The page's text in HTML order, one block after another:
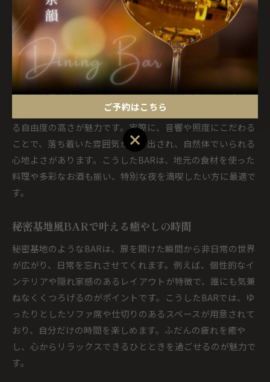
りのドリンクを片手に、ゆったりとした時間を過ごすこと
で、心からリフレッシュできるのです。
広島市BARで心落ち着く夜を満喫しよう
広島市のBARは、誰にも邪魔されず自分らしく過ごせる場所
として人気です。カウンター席で静かな一杯を楽しんだり、
テーブル席で友人と語り合ったりと、シーンに合わせて選べ
る自由度の高さが魅力です。実際に、音響や照度にこだわる
ことで、落ち着いた雰囲気が生み出され、自然体でいられる
心地よさがあります。こうしたBARは、地元の食材を使った
料理や多彩なお酒も揃い、特別な夜を満喫したい方に最適で
す。
秘密基地風BARで叶える癒やしの時間
秘密基地のようなBARは、扉を開けた瞬間から非日常の世界
が広がり、日常を忘れさせてくれます。例えば、個性的なイ
ンテリアや隠れ家感のあるレイアウトが特徴で、誰にも気兼
ねなくくつろげるのがポイントです。こうしたBARでは、ゆ
ったりとしたソファ席や仕切りのあるスペースが用意されて
おり、自分だけの時間を楽しめます。ふだんの疲れを癒や
し、心からリラックスできるひとときを過ごせるのが魅力で
す。
ご予約はこちら
ご予約はこちら